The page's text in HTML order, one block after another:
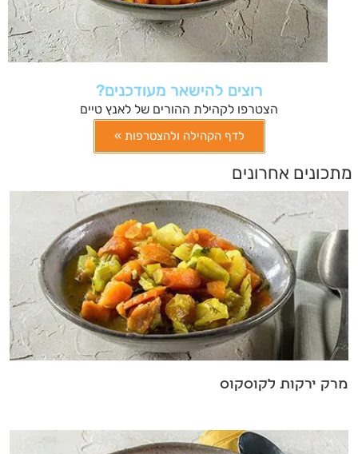
רוצים להישאר מעודכנים?
הצטרפו לקהילת ההורים של לאנץ טיים
לדף הקהילה ולהצטרפות »
מתכונים אחרונים
מרק ירקות לקוסקוס